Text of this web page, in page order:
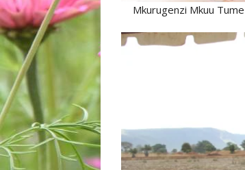
Mkurugenzi Mkuu